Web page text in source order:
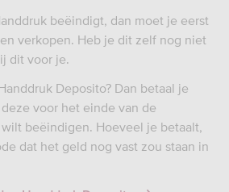
beëindigt, dan moet je eerst
verkopen. Heb je dit zelf nog niet
dit voor je.
Deposito? Dan betaal je
voor het einde van de
beëindigen. Hoeveel je betaalt,
dat het geld nog vast zou staan in